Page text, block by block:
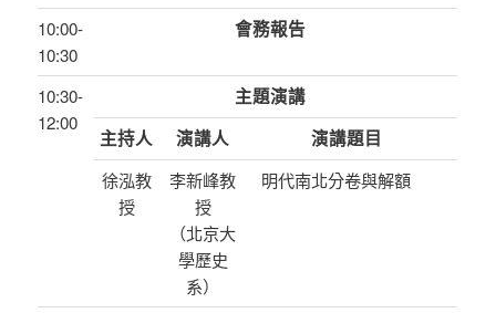
10:00-
10:30
會務報告
10:30-
12:00
主題演講
主持人
演講人 演講題目
徐泓教
授
李新峰教
授
（北京大
學歷史
系）
明代南北分卷與解額